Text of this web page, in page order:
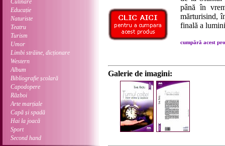
Culinare
Educație
Naturiste
Teatru
Turism
Umor
Limbi străine, dicționare
Western
Album
Bibliografie școlară
Capodopere
Război
Arte marțiale
Capă și spadă
Hai la joacă
Sport
Second hand
până în
mărturisind,
finală a
cumpără acest
Galerie de imagini: